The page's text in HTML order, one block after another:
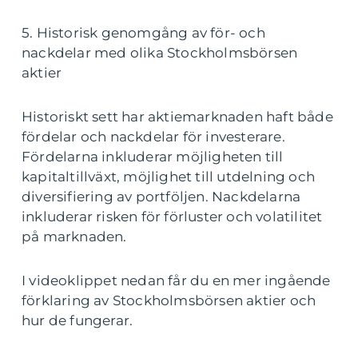
5. Historisk genomgång av för- och
nackdelar med olika Stockholmsbörsen
aktier
Historiskt sett har aktiemarknaden haft både
fördelar och nackdelar för investerare.
Fördelarna inkluderar möjligheten till
kapitaltillväxt, möjlighet till utdelning och
diversifiering av portföljen. Nackdelarna
inkluderar risken för förluster och volatilitet
på marknaden.
I videoklippet nedan får du en mer ingående
förklaring av Stockholmsbörsen aktier och
hur de fungerar.